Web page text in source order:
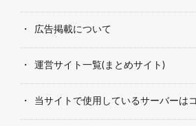
広告掲載について
運営サイト一覧(まとめサイト)
当サイトで使用しているサーバーは